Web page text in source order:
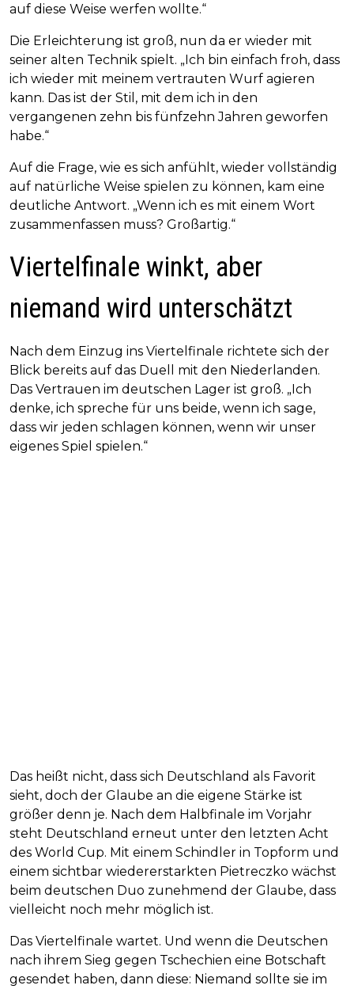
auf diese Weise werfen wollte.“
Die Erleichterung ist groß, nun da er wieder mit
seiner alten Technik spielt. „Ich bin einfach froh, dass
ich wieder mit meinem vertrauten Wurf agieren
kann. Das ist der Stil, mit dem ich in den
vergangenen zehn bis fünfzehn Jahren geworfen
habe.“
Auf die Frage, wie es sich anfühlt, wieder vollständig
auf natürliche Weise spielen zu können, kam eine
deutliche Antwort. „Wenn ich es mit einem Wort
zusammenfassen muss? Großartig.“
Viertelfinale winkt, aber
niemand wird unterschätzt
Nach dem Einzug ins Viertelfinale richtete sich der
Blick bereits auf das Duell mit den Niederlanden.
Das Vertrauen im deutschen Lager ist groß. „Ich
denke, ich spreche für uns beide, wenn ich sage,
dass wir jeden schlagen können, wenn wir unser
eigenes Spiel spielen.“
Das heißt nicht, dass sich Deutschland als Favorit
sieht, doch der Glaube an die eigene Stärke ist
größer denn je. Nach dem Halbfinale im Vorjahr
steht Deutschland erneut unter den letzten Acht
des World Cup. Mit einem Schindler in Topform und
einem sichtbar wiedererstarkten Pietreczko wächst
beim deutschen Duo zunehmend der Glaube, dass
vielleicht noch mehr möglich ist.
Das Viertelfinale wartet. Und wenn die Deutschen
nach ihrem Sieg gegen Tschechien eine Botschaft
gesendet haben, dann diese: Niemand sollte sie im